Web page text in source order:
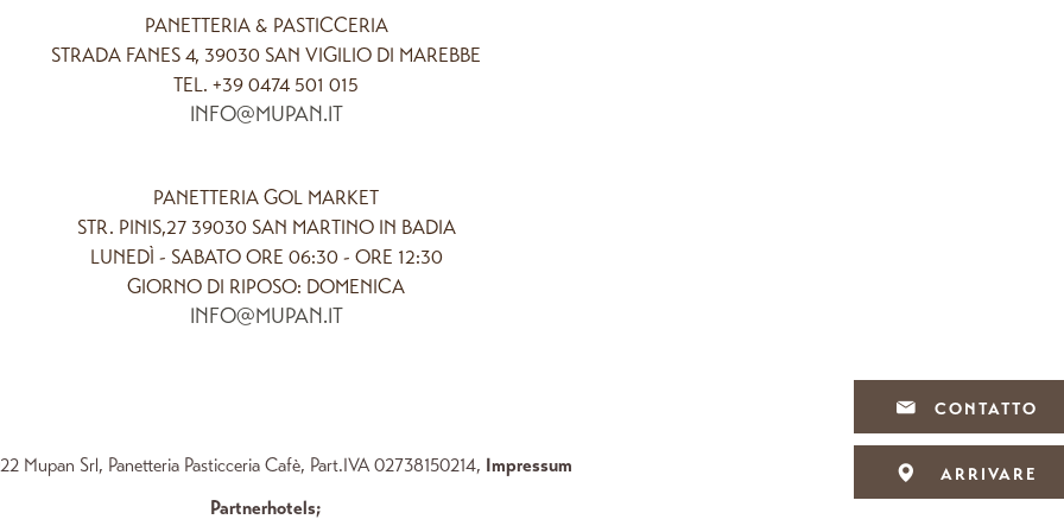
CONTATTO
ARRIVARE
PANETTERIA & PASTICCERIA
STRADA FANES 4, 39030 SAN VIGILIO DI MAREBBE
TEL. +39 0474 501 015
INFO@MUPAN.IT
PANETTERIA GOL MARKET
STR. PINIS,27 39030 SAN MARTINO IN BADIA
LUNEDÌ - SABATO ORE 06:30 - ORE 12:30
GIORNO DI RIPOSO: DOMENICA
INFO@MUPAN.IT
Mupan Srl, Panetteria Pasticceria Cafè, Part.IVA 02738150214, Impressum
Partnerhotels;